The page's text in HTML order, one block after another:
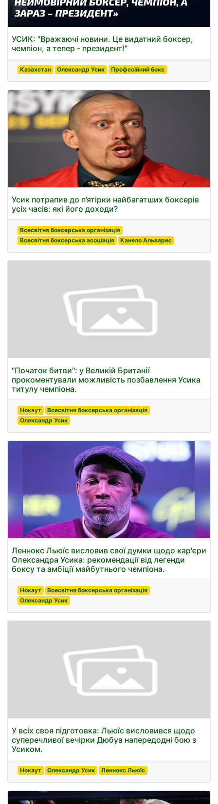
УСИК: "Вражаючі новини. Це видатний боксер,
чемпіон, а тепер - президент!"
Казахстан Олександр Усик Професійний бокс
Усик потрапив до п’ятірки найбагатших боксерів
усіх часів: які його доходи?
Всесвітня боксерська організація
Всесвітня боксерська асоціація
Канело Альварес
"Початок битви": у Великій Британії
прокоментували можливість позбавлення Усика
титулу чемпіона.
Нокаут
Всесвітня боксерська організація
Олександр Усик
Леннокс Льюїс висловив свої думки щодо кар'єри
Олександра Усика: рекомендації від легенди
боксу та амбіції майбутнього чемпіона.
Нокаут
Всесвітня боксерська організація
Олександр Усик
У всіх своя підготовка: Льюїс висловився щодо
суперечливої вечірки Дюбуа напередодні бою з
Усиком.
Нокаут Олександр Усик Леннокс Льюїс